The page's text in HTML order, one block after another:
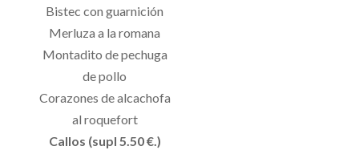
Bistec con guarnición
Merluza a la romana
Montadito de pechuga
de pollo
Corazones de alcachofa
al roquefort
Callos (supl 5.50 €.)